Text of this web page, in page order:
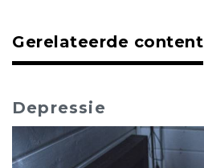
Gerelateerde content
Depressie